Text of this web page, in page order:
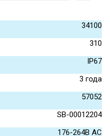
34100
310
IP67
3 года
57052
SB-00012204
176-264В АС